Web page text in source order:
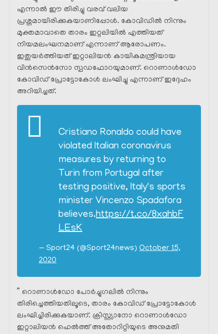
എന്നാൽ ഈ തിരിച്ചു വരവ് വലിയ
പ്രശ്നമായിരിക്കുകയാണിപ്പോൾ. കോവിഡിൽ നിന്നും
മുക്തമാവാതെ താരം ഇറ്റലിയിൽ എത്തിയത്
നിയമലംഘനമാണ് എന്നാണ് ആരോപണം.
ഇതുയർത്തിയത് ഇറ്റാലിയൻ കായികമന്ത്രിയായ
വിൻസെൻസോ സ്പഡഫോറയുമാണ്. റൊണാൾഡോ
കോവിഡ് പ്രോട്ടോകോൾ ലംഘിച്ചു എന്നാണ് ഇദ്ദേഹം
അറിയിച്ചത്.
Cristiano Ronaldo could have
violated Italian coronavirus
measures by returning to
Turin from Portugal after
testing positive, Italy's sports
minister Vincenzo Spadafora
believes.https://t.co/8xahbF
LEsK
— Sport24 (@Sport24news) October 15,
2020
” റൊണാൾഡോ പോർച്ചുഗലിൽ നിന്നും
തിരിച്ചെത്തിയതിലൂടെ, താരം കോവിഡ് പ്രോട്ടോകോൾ
ലംഘിച്ചിരിക്കുകയാണ്. ക്രിസ്റ്റ്യാനോ റൊണാൾഡോ
ഇറ്റാലിയൻ ഹെൽത്ത്‌ അതോറിറ്റിയുടെ അനുമതി